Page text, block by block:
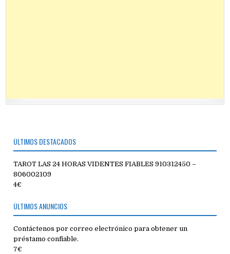
ÚLTIMOS DESTACADOS
TAROT LAS 24 HORAS VIDENTES FIABLES 910312450 –
806002109
4€
ÚLTIMOS ANUNCIOS
Contáctenos por correo electrónico para obtener un
préstamo confiable.
7€